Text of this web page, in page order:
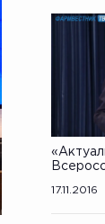
17.11.2016